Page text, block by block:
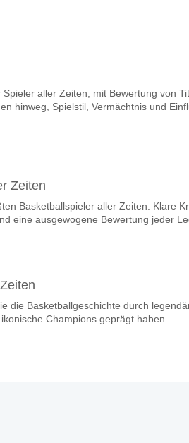
aller Zeiten, mit Bewertung von
hinweg, Spielstil, Vermächtnis und
Zeiten
Basketballspieler aller Zeiten. Klare
eine ausgewogene Bewertung jeder
die Basketballgeschichte durch
Champions geprägt haben.